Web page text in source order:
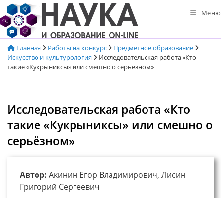
Перейти
к
содержимому
Меню
Главная Работы на конкурс
Предметное образование
Искусство и культурология
Исследовательская работа «Кто
такие «Кукрыниксы» или смешно о серьёзном»
Исследовательская работа «Кто
такие «Кукрыниксы» или смешно о
серьёзном»
Автор: Акинин Егор Владимирович, Лисин
Григорий Сергеевич